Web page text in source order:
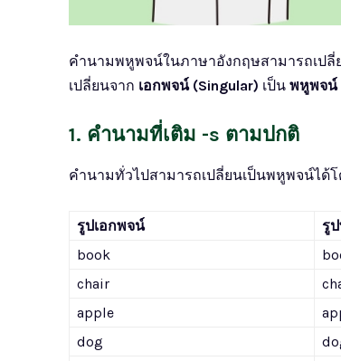
คำนามพหูพจน์ในภาษาอังกฤษสามารถเป
เปลี่ยนจาก เอกพจน์ (Singular) เป็น พหูพจน์
1. คำนามที่เติม -s ตามปกติ
คำนามทั่วไปสามารถเปลี่ยนเป็นพหูพจน์ได้โ
รูปเอกพจน์ รู
book
chair
apple
dog